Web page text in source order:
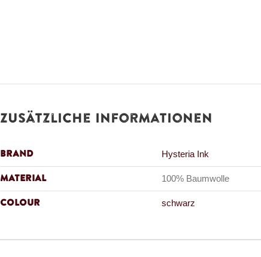
Zusätzliche Informationen
Brand Hysteria Ink
Material 100% Baumwolle
Colour schwarz